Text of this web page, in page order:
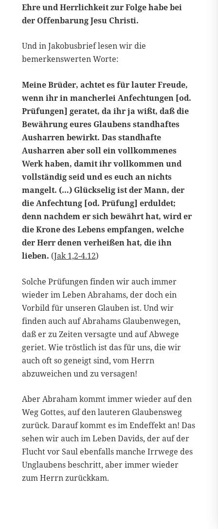
Ehre und Herrlichkeit zur Folge habe bei
der Offenbarung Jesu Christi.
Und in Jakobusbrief lesen wir die
bemerkenswerten Worte:
Meine Brüder, achtet es für lauter Freude,
wenn ihr in mancherlei Anfechtungen [od.
Prüfungen] geratet, da ihr ja wißt, daß die
Bewährung eures Glaubens standhaftes
Ausharren bewirkt. Das standhafte
Ausharren aber soll ein vollkommenes
Werk haben, damit ihr vollkommen und
vollständig seid und es euch an nichts
mangelt. (…) Glückselig ist der Mann, der
die Anfechtung [od. Prüfung] erduldet;
denn nachdem er sich bewährt hat, wird er
die Krone des Lebens empfangen, welche
der Herr denen verheißen hat, die ihn
lieben. (Jak 1,2-4.12)
Solche Prüfungen finden wir auch immer
wieder im Leben Abrahams, der doch ein
Vorbild für unseren Glauben ist. Und wir
finden auch auf Abrahams Glaubenwegen,
daß er zu Zeiten versagte und auf Abwege
geriet. Wie tröstlich ist das für uns, die wir
auch oft so geneigt sind, vom Herrn
abzuweichen und zu versagen!
Aber Abraham kommt immer wieder auf den
Weg Gottes, auf den lauteren Glaubensweg
zurück. Darauf kommt es im Endeffekt an! Das
sehen wir auch im Leben Davids, der auf der
Flucht vor Saul ebenfalls manche Irrwege des
Unglaubens beschritt, aber immer wieder
zum Herrn zurückkam.